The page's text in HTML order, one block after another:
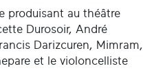
produisant au théâtre
Durosoir, André
Darizcuren, Mimram,
et le violoncelliste